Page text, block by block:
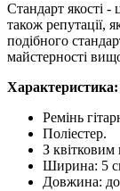
Стандарт якості
також репутації,
подібного
майстерності
Характеристика:
Ремінь
Поліестер.
З квітковим
Ширина: 5
Довжина: